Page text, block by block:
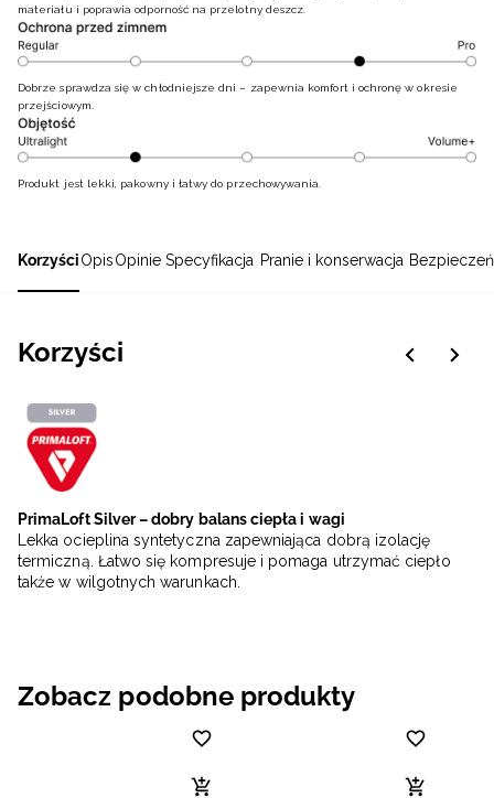
KorzyściOpisOpinie Specyfikacja Pranie i konserwacja
Korzyści
PrimaLoft Silver – dobry balans ciepła i wagi
Lekka ocieplina syntetyczna zapewniająca dobrą izolację
termiczną. Łatwo się kompresuje i pomaga utrzymać ciepło
także w wilgotnych warunkach.
materiału i poprawia odporność na przelotny deszcz.
Dobrze sprawdza się w chłodniejsze dni – zapewnia komfort i ochronę w okresie
przejściowym.
Produkt jest lekki, pakowny i łatwy do przechowywania.
Zobacz podobne produkty